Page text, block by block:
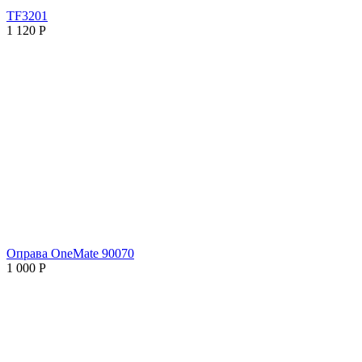
TF3201
1 120 Р
Оправа OneMate 90070
1 000 Р